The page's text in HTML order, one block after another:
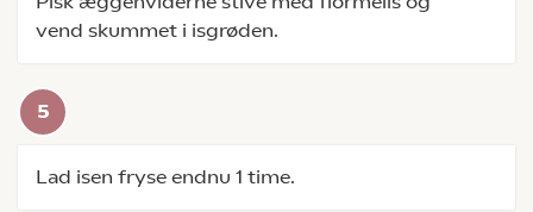
vend skummet i isgrøden.
Lad isen fryse endnu 1 time.